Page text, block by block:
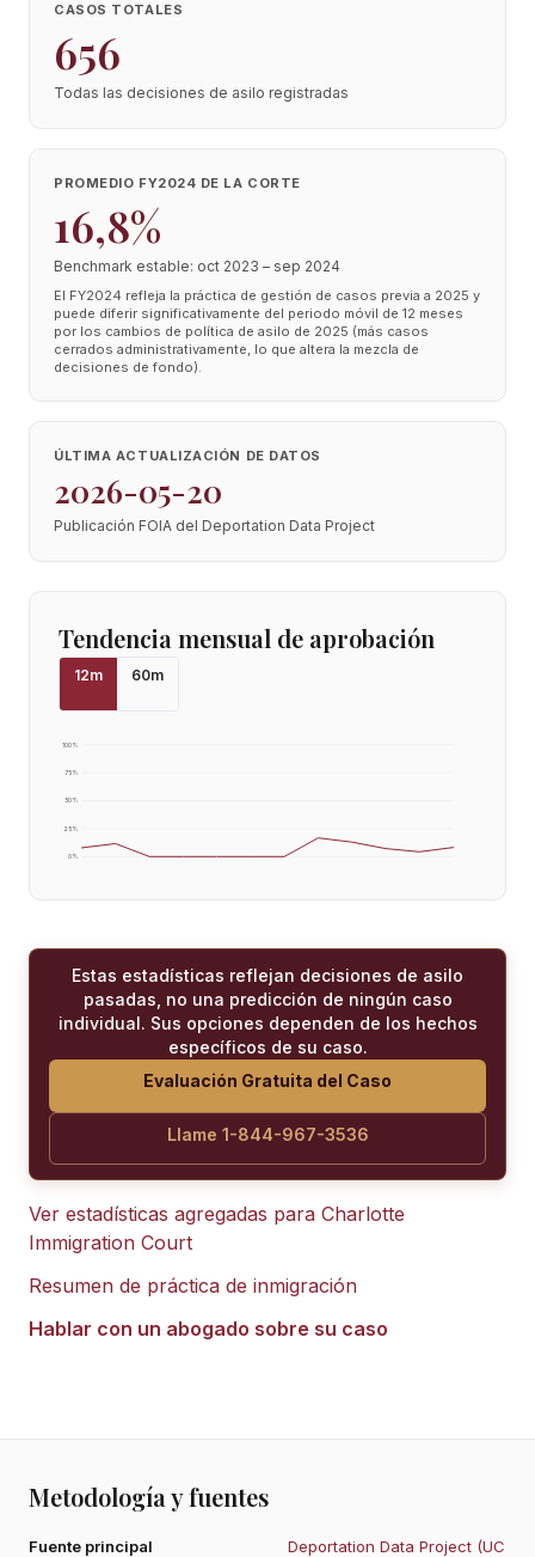
CASOS TOTALES
656
Todas las decisiones de asilo registradas
PROMEDIO FY2024 DE LA CORTE
16,8%
Benchmark estable: oct 2023 – sep 2024
El FY2024 refleja la práctica de gestión de casos previa a 2025 y
puede diferir significativamente del periodo móvil de 12 meses
por los cambios de política de asilo de 2025 (más casos
cerrados administrativamente, lo que altera la mezcla de
decisiones de fondo).
ÚLTIMA ACTUALIZACIÓN DE DATOS
2026-05-20
Publicación FOIA del Deportation Data Project
Tendencia mensual de aprobación
12m 60m
0%
25%
50%
75%
100%
Estas estadísticas reflejan decisiones de asilo
pasadas, no una predicción de ningún caso
individual. Sus opciones dependen de los hechos
específicos de su caso.
Evaluación Gratuita del Caso
Llame 1-844-967-3536
Ver estadísticas agregadas para Charlotte
Immigration Court
Resumen de práctica de inmigración
Hablar con un abogado sobre su caso
Metodología y fuentes
Fuente principal
Deportation Data Project (UC